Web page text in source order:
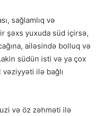
sağlamlıq və
şəxs yuxuda süd içirsə,
ailəsində bolluq və
südün isti və ya çox
vəziyyəti ilə bağlı
və öz zəhməti ilə